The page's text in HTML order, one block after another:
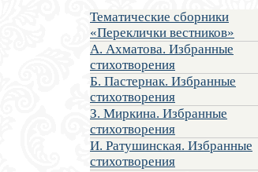
Тематические сборники
«Переклички вестников»
А. Ахматова. Избранные
стихотворения
Б. Пастернак. Избранные
стихотворения
З. Миркина. Избранные
стихотворения
И. Ратушинская. Избранные
стихотворения